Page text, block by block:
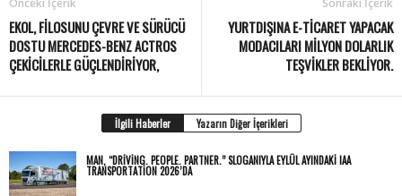
Önceki İçerik
EKOL, FILOSUNU ÇEVRE VE SÜRÜCÜ
DOSTU MERCEDES-BENZ ACTROS
ÇEKICILERLE GÜÇLENDIRIYOR,
Sonraki İçerik
YURTDIŞINA E-TICARET YAPACAK
MODACILARI MILYON DOLARLIK
TEŞVIKLER BEKLIYOR.
İlgili Haberler Yazarın Diğer İçerikleri
MAN, “DRIVING. PEOPLE. PARTNER.” SLOGANIYLA EYLÜL AYINDAKI IAA
TRANSPORTATION 2026’DA